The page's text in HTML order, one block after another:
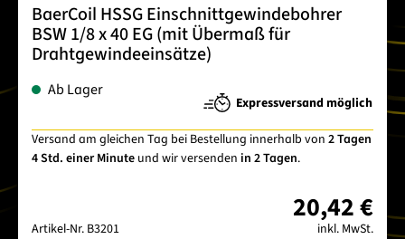
BaerCoil HSSG Einschnittgewindebohrer
BSW 1/8 x 40 EG (mit Übermaß für
Drahtgewindeeinsätze)
Ab Lager
Expressversand möglich
Versand am gleichen Tag bei Bestellung innerhalb von 2 Tagen
4 Std. einer Minute und wir versenden in 2 Tagen.
Artikel-Nr. B3201
20,42 €
inkl. MwSt.